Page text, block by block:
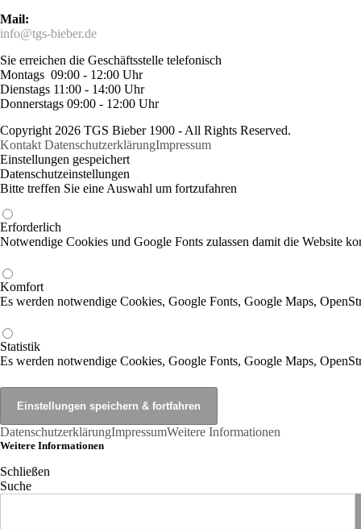
Mail:
info@tgs-bieber.de
Sie erreichen die Geschäftsstelle telefonisch
Montags 09:00 - 12:00 Uhr
Dienstags 11:00 - 14:00 Uhr
Donnerstags 09:00 - 12:00 Uhr
Copyright 2026 TGS Bieber 1900 - All Rights Reserved.
Kontakt DatenschutzerklärungImpressum
Einstellungen gespeichert
Datenschutzeinstellungen
Bitte treffen Sie eine Auswahl um fortzufahren
Erforderlich
Notwendige Cookies und Google Fonts zulassen damit die Website
Komfort
Es werden notwendige Cookies, Google Fonts, Google Maps,
Statistik
Es werden notwendige Cookies, Google Fonts, Google Maps,
DatenschutzerklärungImpressumWeitere Informationen
Weitere Informationen
Schließen
Suche